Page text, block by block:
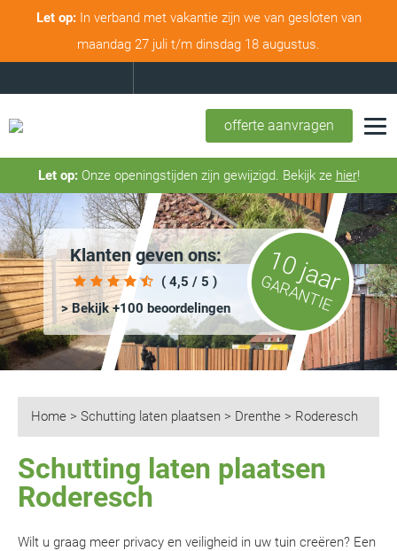
Let op:In verband met vakantie zijn we van gesloten van
maandag 27 juli t/m dinsdag 18 augustus.
offerte aanvragen
Let op:Onze openingstijden zijn gewijzigd. Bekijk ze hier!
Klanten geven ons:
( 4,5 / 5 )
> Bekijk +100 beoordelingen
10 jaar
GARANTIE
Home > Schutting laten plaatsen > Drenthe > Roderesch
Schutting laten plaatsen
Roderesch
Wilt u graag meer privacy en veiligheid in uw tuin creëren? Een